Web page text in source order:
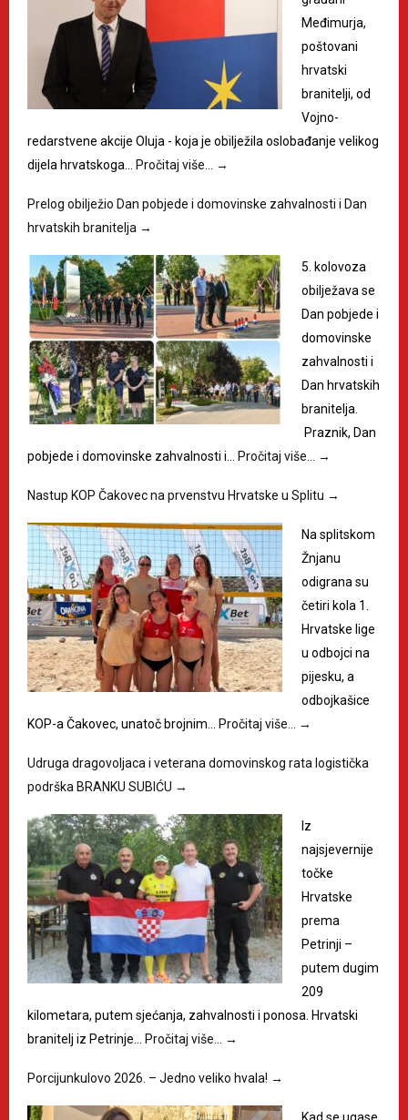
Međimurja,
poštovani
hrvatski
branitelji, od
Vojno-
redarstvene akcije Oluja - koja je obilježila oslobađanje velikog
dijela hrvatskoga…
Pročitaj više… →
Prelog obilježio Dan pobjede i domovinske zahvalnosti i Dan
hrvatskih branitelja →
5. kolovoza
obilježava se
Dan pobjede i
domovinske
zahvalnosti i
Dan hrvatskih
branitelja.
Praznik, Dan
pobjede i domovinske zahvalnosti i…
Pročitaj više… →
Nastup KOP Čakovec na prvenstvu Hrvatske u Splitu →
Na splitskom
Žnjanu
odigrana su
četiri kola 1.
Hrvatske lige
u odbojci na
pijesku, a
odbojkašice
KOP-a Čakovec, unatoč brojnim…
Pročitaj više… →
Udruga dragovoljaca i veterana domovinskog rata logistička
podrška BRANKU SUBIĆU →
Iz
najsjevernije
točke
Hrvatske
prema
Petrinji –
putem dugim
209
kilometara, putem sjećanja, zahvalnosti i ponosa. Hrvatski
branitelj iz Petrinje…
Pročitaj više… →
Porcijunkulovo 2026. – Jedno veliko hvala! →